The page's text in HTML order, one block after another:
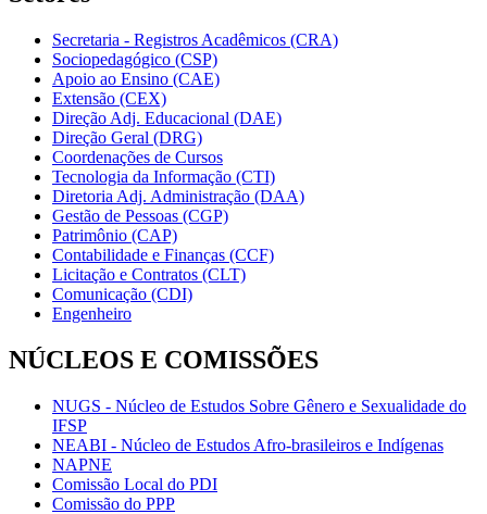
Secretaria - Registros Acadêmicos (CRA)
Sociopedagógico (CSP)
Apoio ao Ensino (CAE)
Extensão (CEX)
Direção Adj. Educacional (DAE)
Direção Geral (DRG)
Coordenações de Cursos
Tecnologia da Informação (CTI)
Diretoria Adj. Administração (DAA)
Gestão de Pessoas (CGP)
Patrimônio (CAP)
Contabilidade e Finanças (CCF)
Licitação e Contratos (CLT)
Comunicação (CDI)
Engenheiro
NÚCLEOS E COMISSÕES
NUGS - Núcleo de Estudos Sobre Gênero e Sexualidade do
IFSP
NEABI - Núcleo de Estudos Afro-brasileiros e Indígenas
NAPNE
Comissão Local do PDI
Comissão do PPP